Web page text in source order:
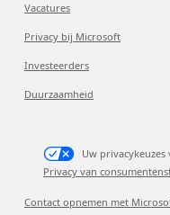
Vacatures
Privacy bij Microsoft
Investeerders
Duurzaamheid
Uw
Privacy van
Contact opnemen met